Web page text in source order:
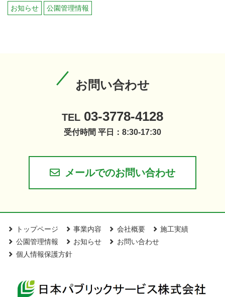
お知らせ 公園管理情報
お問い合わせ
TEL 03-3778-4128
受付時間 平日：8:30-17:30
メールでのお問い合わせ
トップページ 事業内容 会社概要
施工実績
公園管理情報
お知らせ
お問い合わせ
個人情報保護方針